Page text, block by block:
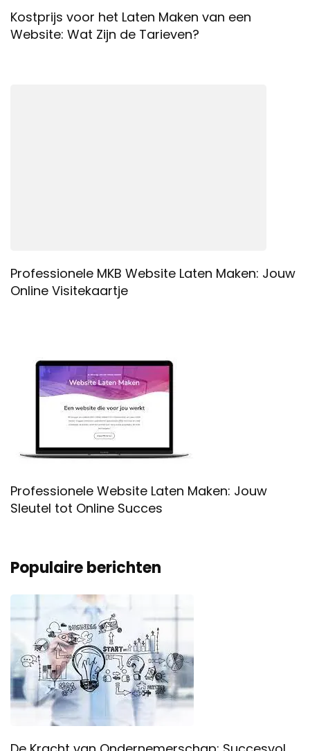
Kostprijs voor het Laten Maken van een
Website: Wat Zijn de Tarieven?
Professionele MKB Website Laten Maken: Jouw
Online Visitekaartje
Professionele Website Laten Maken: Jouw
Sleutel tot Online Succes
Populaire berichten